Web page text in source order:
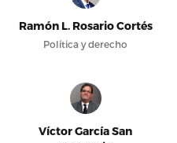
Ramón L. Rosario Cortés
Política y derecho
Víctor García San